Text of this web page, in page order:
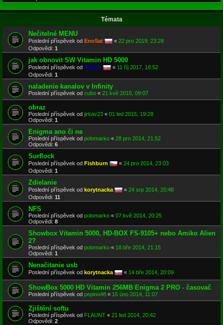
Témata
Nečitelné MENU
Poslední příspěvek od EnoSat « 22 pro 2019, 23:28
Odpovědi: 1
jak obnovit SW Vitamin HD 5000
Poslední příspěvek od 005jon « 11 říj 2017, 18:52
Odpovědi: 1
naladenie kanalov v Infinity
Poslední příspěvek od cubo « 21 kvě 2015, 09:07
obraz
Poslední příspěvek od jirkav23 « 01 led 2015, 19:28
Odpovědi: 1
Enigma ano či ne
Poslední příspěvek od polomarko « 28 pro 2014, 21:52
Odpovědi: 6
Surflock
Poslední příspěvek od Fishburn « 24 pro 2014, 23:03
Odpovědi: 1
Zdielanie
Poslední příspěvek od korytnacka « 24 srp 2014, 20:48
Odpovědi: 11
NFS
Poslední příspěvek od polomarko « 07 kvě 2014, 20:25
Odpovědi: 8
Showbox Vitamin 5000, HD-BOX FS-9105+ nebo Amiko Alien
2?
Poslední příspěvek od polomarko « 18 bře 2014, 21:15
Odpovědi: 1
Nenačitanie usb
Poslední příspěvek od korytnacka « 14 bře 2014, 20:09
ShowBox 5000 HD Vitamin 256MB Enigma 2 PRO - časovač
Poslední příspěvek od pepino48 « 16 úno 2014, 11:07
Zjištění softu
Poslední příspěvek od FLAUNT « 21 led 2014, 20:42
Odpovědi: 2